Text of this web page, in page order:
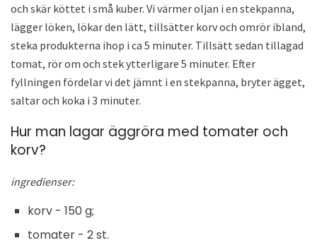
och skär köttet i små kuber. Vi värmer oljan i en stekpanna,
lägger löken, lökar den lätt, tillsätter korv och omrör ibland,
steka produkterna ihop i ca 5 minuter. Tillsätt sedan tillagad
tomat, rör om och stek ytterligare 5 minuter. Efter
fyllningen fördelar vi det jämnt i en stekpanna, bryter ägget,
saltar och koka i 3 minuter.
Hur man lagar äggröra med tomater och
korv?
ingredienser:
korv - 150 g;
tomater - 2 st.